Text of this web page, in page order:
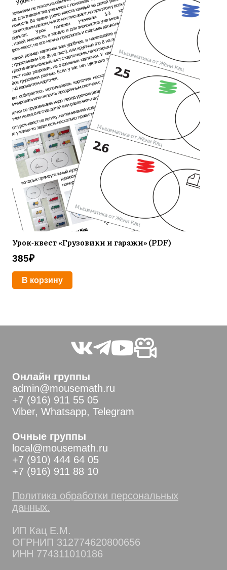
Урок-квест «Грузовики и гаражи» (PDF)
385₽
В корзину
Онлайн группы
admin@mousemath.ru
+7 (916) 911 55 05
Viber, Whatsapp, Telegram
Очные группы
local@mousemath.ru
+7 (910) 444 64 05
+7 (916) 911 88 10
Политика обработки персональных
данных.
ИП Кац Е.М.
ОГРНИП 312774620800656
ИНН 774311010186